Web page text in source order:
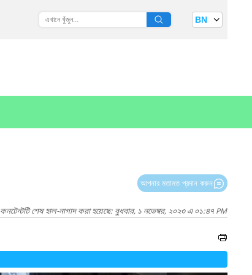
BN
আপনার মতামত প্রদান করুন
কনটেন্টটি শেষ হাল-নাগাদ করা হয়েছে: বুধবার, ১ নভেম্বর, ২০২৩ এ ০১:৪৭ PM